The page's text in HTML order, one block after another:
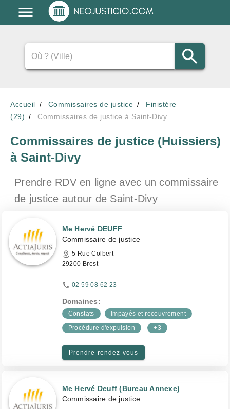
Accueil Commissaires de justice
Finistére
(29)
Commissaires de justice à Saint-Divy
Commissaires de justice (Huissiers)
à Saint-Divy
Prendre RDV en ligne avec un commissaire
de justice autour de Saint-Divy
Me Hervé DEUFF
Commissaire de justice
5 Rue Colbert
29200 Brest
02 59 08 62 23
Domaines:
Constats
Impayés et recouvrement
Procédure d'expulsion
+3
Prendre rendez-vous
Me Hervé Deuff (Bureau Annexe)
Commissaire de justice